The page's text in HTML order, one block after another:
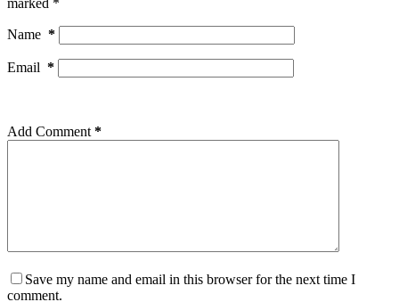
marked *
Name *
Email *
Add Comment *
Save my name and email in this browser for the next time I
comment.